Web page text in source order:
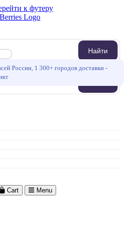
к футеру
Найти
Cart Menu
России, 1 300+ городов доставки -